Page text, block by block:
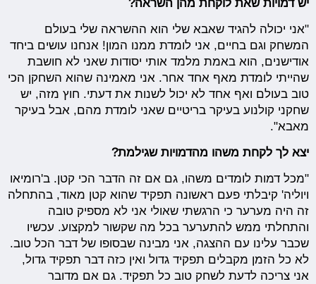
יש דמויות שאת לוקחת מהן השראה?
"אני יכולה להגיד שאבא שלי הוא ההשראה שלי בעולם
המשחק וגם בחיים, אני לומדת ממנו המון! אנחנו עושים ביחד
אודישנים, הוא באמת מלמד אותי יסודות שאני לא חושבת
שהייתי לומדת מאף אחד אחר. אני מאמינה שהוא השחקן הכי
טוב בעולם ואף אחד לא יכול לשנות את דעתי. חוץ מזה, יש
שחקני קולנוע בעיקר בריטיים שאני לומדת מהם, אבל בעיקר
מאבא".
יצא לך לקחת משהו מהדמויות שגילמת?
"מכל דמות לומדים משהו, גם אם זה הדבר הכי קטן. ב'רומיאו
ויוליה' קיבלתי פעם ראשונה תפקיד שהוא קטן מאוד, בהתחלה
זה היה מערער כי הרגשתי שאולי אני לא מספיק טובה
והתחלתי ממש להתערער בכל מה שקשור למקצוע. עכשיו
שכבר עלינו עם ההצגה, אני מבינה שבסופו של דבר הכל טוב.
לא כל הזמן מקבלים תפקיד גדול ואין כזה דבר תפקיד גדול,
אני צריכה לדעת לשחק טוב כל תפקיד. גם אם מדובר